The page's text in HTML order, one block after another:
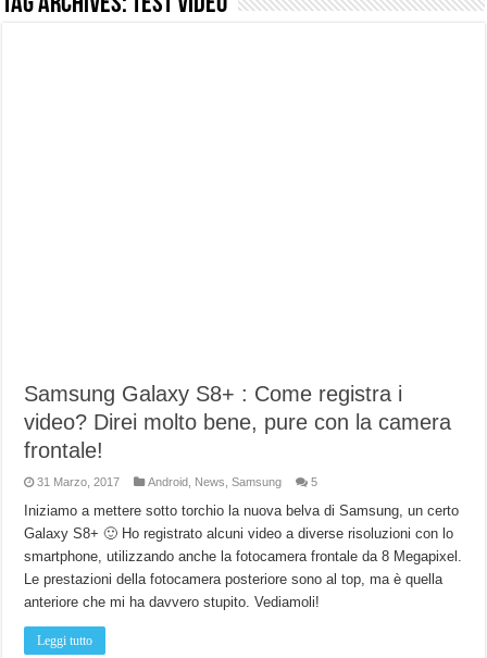
Samsung Galaxy S8+ : Come registra i
video? Direi molto bene, pure con la camera
frontale!
31 Marzo, 2017 Android News ,Samsung 5
Iniziamo a mettere sotto torchio la nuova belva di Samsung, un certo
Galaxy S8+ 🙂 Ho registrato alcuni video a diverse risoluzioni con lo
smartphone, utilizzando anche la fotocamera frontale da 8 Megapixel.
Le prestazioni della fotocamera posteriore sono al top, ma è quella
anteriore che mi ha davvero stupito. Vediamoli!
Leggi tutto